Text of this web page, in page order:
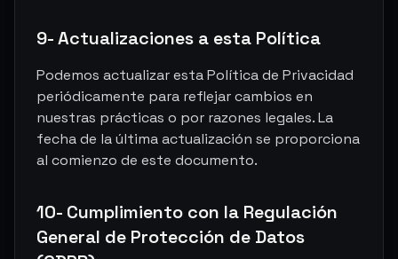
9- Actualizaciones a esta Política
Podemos actualizar esta Política de Privacidad
periódicamente para reflejar cambios en
nuestras prácticas o por razones legales. La
fecha de la última actualización se proporciona
al comienzo de este documento.
10- Cumplimiento con la Regulación
General de Protección de Datos